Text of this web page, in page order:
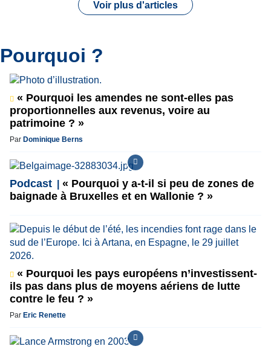
Voir plus d'articles
Pourquoi ?
« Pourquoi les amendes ne sont-elles pas
proportionnelles aux revenus, voire au
patrimoine ? »
Par Dominique Berns
Podcast
« Pourquoi y a-t-il si peu de zones de
baignade à Bruxelles et en Wallonie ? »
« Pourquoi les pays européens n’investissent-
ils pas dans plus de moyens aériens de lutte
contre le feu ? »
Par Eric Renette